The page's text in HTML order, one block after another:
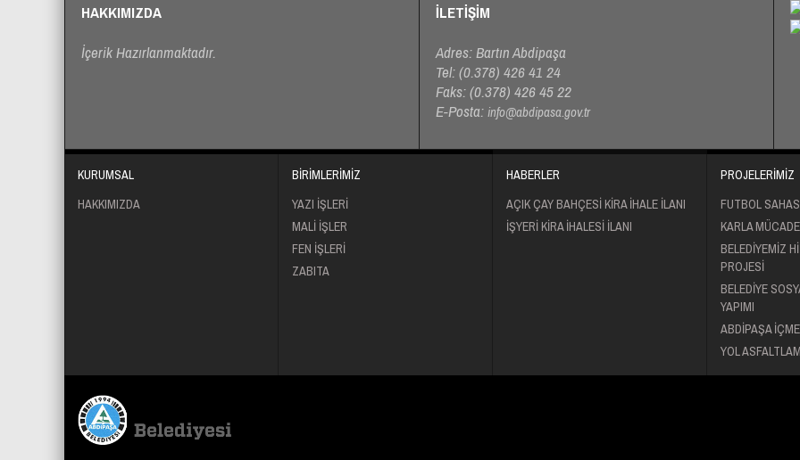
HAKKIMIZDA
İçerik Hazırlanmaktadır.
İLETİŞİM
Adres: Bartın Abdipaşa
Tel:(0.378) 426 41 24
Faks: (0.378) 426 45 22
E-Posta:info@abdipasa.gov.tr
KURUMSAL
HAKKIMIZDA
BİRİMLERİMİZ
YAZI İŞLERİ
MALİ İŞLER
FEN İŞLERİ
ZABITA
HABERLER
AÇIK ÇAY BAHÇESİ KİRA İHALE İLANI
İŞYERİ KİRA İHALESİ İLANI
PROJELERİMİZ
FUTBOL
KARLA
BELEDIYEMIZ
PROJESI
BELEDIYE
YAPIMI
ABDIPAŞA
YOL